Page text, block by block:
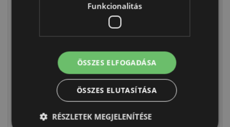
Párna, Plüss -
Kawaii Stílus -
Shaun, a Bárány
CUSH383
Nyomogatós
Játék, Plüss -
Kawaii Stílus -
Funkcionalitás
ÖSSZES ELFOGADÁSA
ÖSSZES ELUTASÍTÁSA
RÉSZLETEK MEGJELENÍTÉSE